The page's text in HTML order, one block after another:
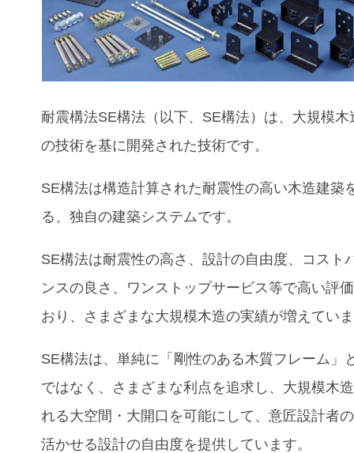
耐震構法SE構法（以下、SE構法）は、大規模木
の技術を基に開発された技術です。
SE構法は構造計算された耐震性の高い木造建築
る、独自の建築システムです。
SE構法は耐震性の高さ、設計の自由度、コスト
ンスの良さ、ワンストップサービス等で高い評
おり、さまざまな大規模木造の実績が増えてい
SE構法は、単純に「剛性のある木質フレーム」
ではなく、さまざまな利点を追求し、大規模木
れる大空間・大開口を可能にして、意匠設計者
活かせる設計の自由度を提供しています。